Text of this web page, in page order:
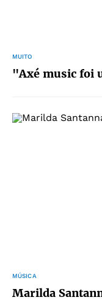
MUITO
"Axé music foi
MÚSICA
Marilda